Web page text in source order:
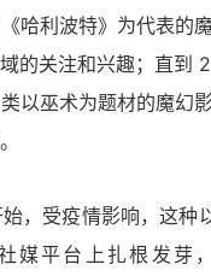
哈利波特》为代表的
的关注和兴趣；直到
以巫术为题材的魔幻
，受疫情影响，这种
媒平台上扎根发芽